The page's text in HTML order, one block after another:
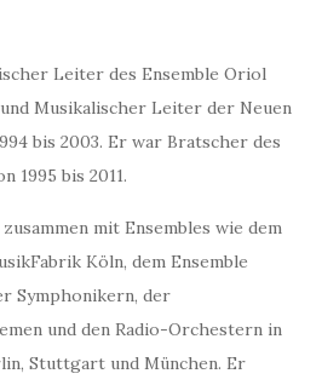
Leiter des Ensemble Oriol
Musikalischer Leiter der Neuen
bis 2003. Er war Bratscher des
1995 bis 2011.
mit Ensembles wie dem
Köln, dem Ensemble
Symphonikern, der
und den Radio-Orchestern in
Stuttgart und München. Er